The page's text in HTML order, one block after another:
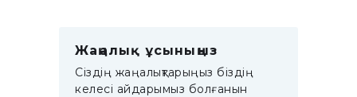
Жаңалық ұсыныңыз
Сіздің жаңалықтарыңыз біздің
келесі айдарымыз болғанын